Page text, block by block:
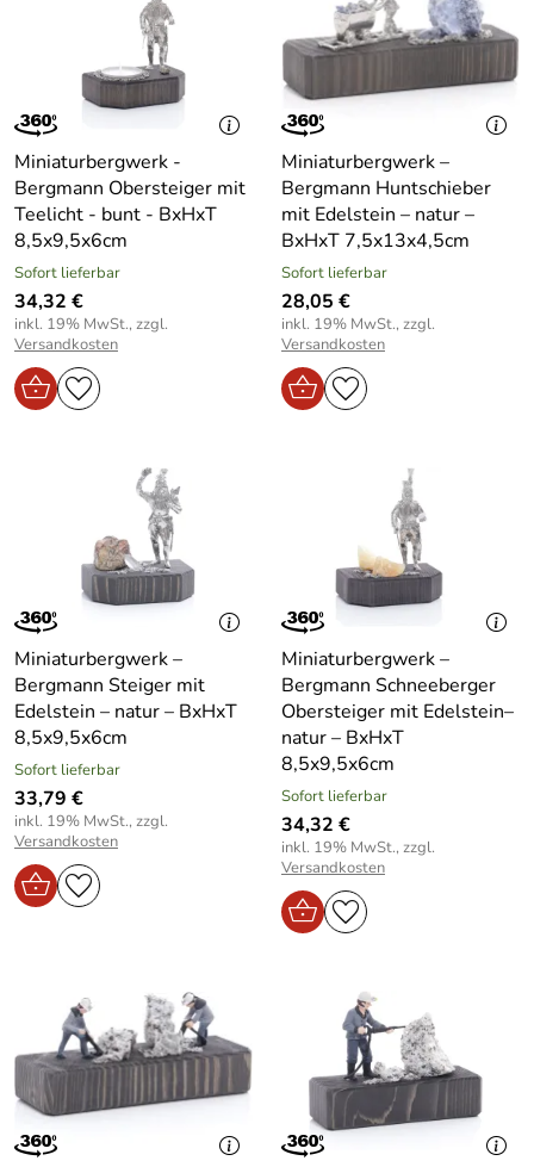
Miniaturbergwerk -
Bergmann Obersteiger mit
Teelicht - bunt - BxHxT
8,5x9,5x6cm
Sofort lieferbar
34,32 €
inkl. 19% MwSt., zzgl.
Versandkosten
Miniaturbergwerk –
Bergmann Huntschieber
mit Edelstein – natur –
BxHxT 7,5x13x4,5cm
Sofort lieferbar
28,05 €
inkl. 19% MwSt., zzgl.
Versandkosten
Miniaturbergwerk –
Bergmann Steiger mit
Edelstein – natur – BxHxT
8,5x9,5x6cm
Sofort lieferbar
33,79 €
inkl. 19% MwSt., zzgl.
Versandkosten
Miniaturbergwerk –
Bergmann Schneeberger
Obersteiger mit Edelstein–
natur – BxHxT
8,5x9,5x6cm
Sofort lieferbar
34,32 €
inkl. 19% MwSt., zzgl.
Versandkosten